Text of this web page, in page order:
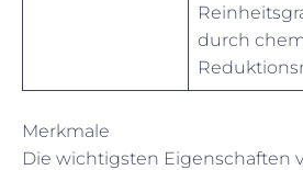
durch
Merkmale
Die wichtigsten Eigenschaften